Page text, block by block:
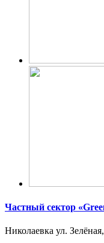
Частный сектор
Николаевка ул.